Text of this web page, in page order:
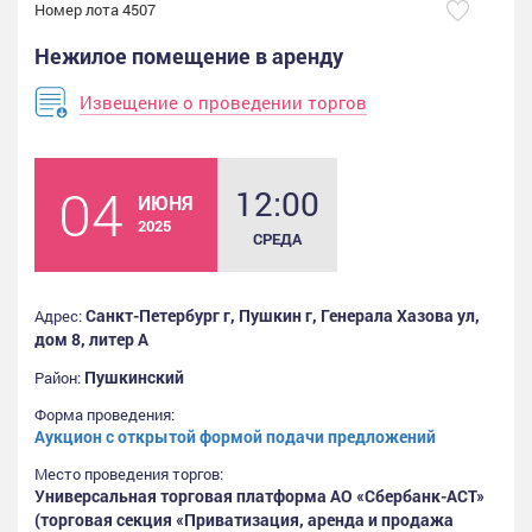
Номер лота 4507
Нежилое помещение в аренду
Извещение о проведении торгов
04 ИЮНЯ
2025 12:00
СРЕДА
Адрес:Санкт-Петербург г, Пушкин г, Генерала Хазова ул,
дом 8, литер А
Район: Пушкинский
Форма проведения:
Аукцион с открытой формой подачи предложений
Место проведения торгов:
Универсальная торговая платформа АО «Сбербанк-АСТ»
(торговая секция «Приватизация, аренда и продажа